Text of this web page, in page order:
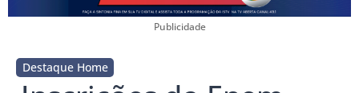
Publicidade
Destaque Home